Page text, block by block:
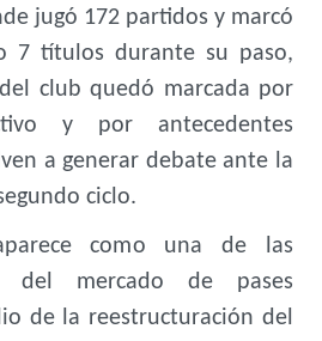
jugó 172 partidos y marcó
7 títulos durante su paso,
club quedó marcada por
y por antecedentes
a generar debate ante la
ciclo.
como una de las
del mercado de pases
de la reestructuración del